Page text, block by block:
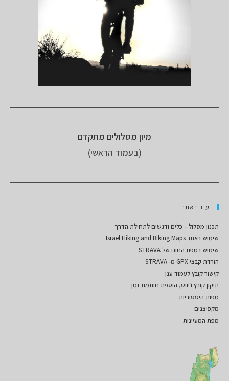
מיון מסלולים מתקדם
(בעמוד הראשי)
עוד באתר
תכנון מסלול – כלים ודגשים לתחילת הדרך
שימוש באתר Israel Hiking and Biking Maps
שימוש במפת החום של STRAVA
הורדת קבצי GPX מ- STRAVA
קישור קובץ לעמוד ענן
תיקון קובץ ניווט, הוספת חותמת זמן
מפות היסטוריות
מקפיצנים
מפת המעיינות